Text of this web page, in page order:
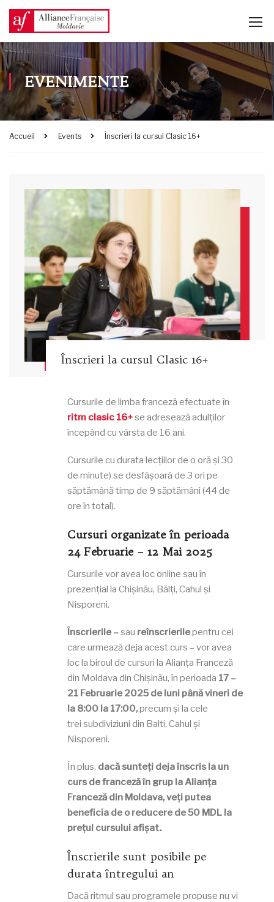
EVENIMENTE
Accueil Events Înscrieri la cursul Clasic 16+
Înscrieri la cursul Clasic 16+
Cursurile de limba franceză efectuate în
ritm clasic 16+se adresează adulților
începând cu vârsta de 16 ani.
Cursurile cu durata lecțiilor de o oră și 30
de minute) se desfășoară de 3 ori pe
săptămână timp de 9 săptămâni (44 de
ore în total).
Cursuri organizate în perioada
24 Februarie – 12 Mai 2025
Cursurile vor avea loc online sau în
prezențial la Chișinău, Bălți, Cahul și
Nisporeni.
Înscrierile –sau reînscrierilepentru cei
care urmează deja acest curs – vor avea
loc la biroul de cursuri la Alianța Franceză
din Moldava din Chișinău, în perioada 17 –
21 Februarie 2025de luni până vineri de
la 8:00 la 17:00,precum și la cele
trei subdiviziuni din Balti, Cahul și
Nisporeni.
În plus, dacă sunteți deja înscris la un
curs de franceză în grup la Alianța
Franceză din Moldava, veți putea
beneficia de o reducere de 50 MDL la
prețul cursului afișat..
Înscrierile sunt posibile pe
durata întregului an
Dacă ritmul sau programele propuse nu vi